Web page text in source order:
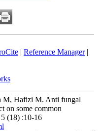
|ProCite|Reference Manager
M, Hafizi M. Anti fungal
on some common
5 (18) :10-16